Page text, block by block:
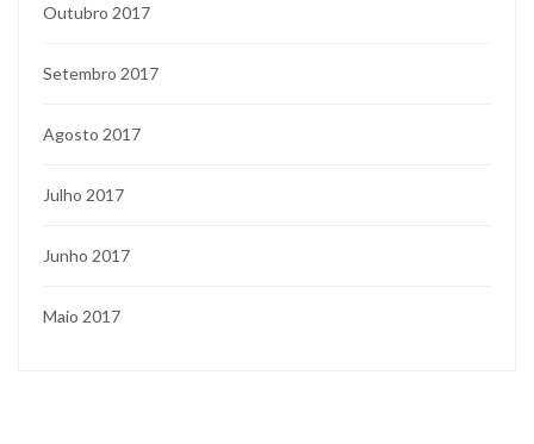
Outubro 2017
Setembro 2017
Agosto 2017
Julho 2017
Junho 2017
Maio 2017